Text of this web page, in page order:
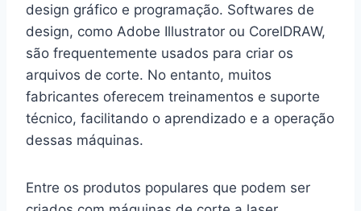
design gráfico e programação. Softwares de
design, como Adobe Illustrator ou CorelDRAW,
são frequentemente usados para criar os
arquivos de corte. No entanto, muitos
fabricantes oferecem treinamentos e suporte
técnico, facilitando o aprendizado e a operação
dessas máquinas.
Entre os produtos populares que podem ser